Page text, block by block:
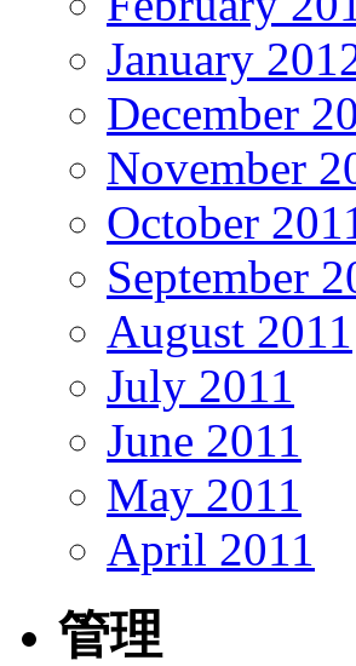
January
December
November
October
September
August 2011
July 2011
June 2011
May 2011
April 2011
管理